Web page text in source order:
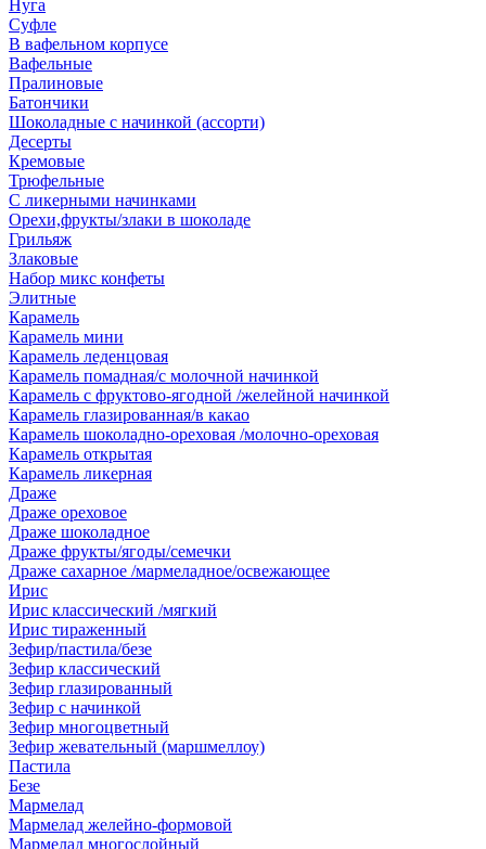
Нуга
Суфле
В вафельном корпусе
Вафельные
Пралиновые
Батончики
Шоколадные с начинкой (ассорти)
Десерты
Кремовые
Трюфельные
С ликерными начинками
Орехи,фрукты/злаки в шоколаде
Грильяж
Злаковые
Набор микс конфеты
Элитные
Карамель
Карамель мини
Карамель леденцовая
Карамель помадная/с молочной начинкой
Карамель с фруктово-ягодной /желейной начинкой
Карамель глазированная/в какао
Карамель шоколадно-ореховая /молочно-ореховая
Карамель открытая
Карамель ликерная
Драже
Драже ореховое
Драже шоколадное
Драже фрукты/ягоды/семечки
Драже сахарное /мармеладное/освежающее
Ирис
Ирис классический /мягкий
Ирис тираженный
Зефир/пастила/безе
Зефир классический
Зефир глазированный
Зефир с начинкой
Зефир многоцветный
Зефир жевательный (маршмеллоу)
Пастила
Безе
Мармелад
Мармелад желейно-формовой
Мармелад многослойный